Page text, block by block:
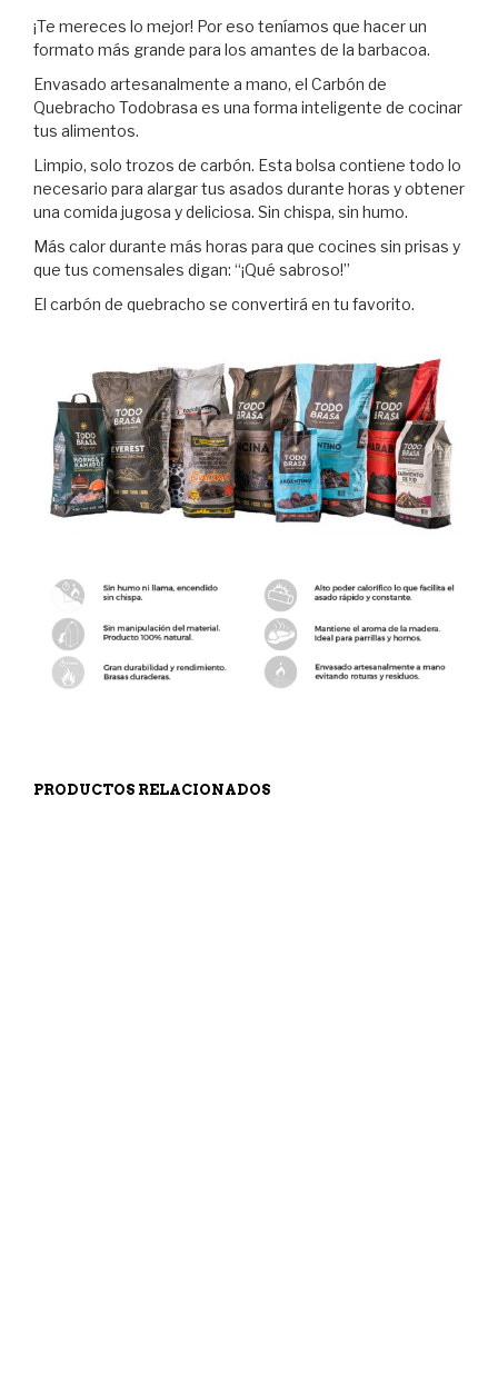
¡Te mereces lo mejor! Por eso teníamos que hacer un
formato más grande para los amantes de la barbacoa.
Envasado artesanalmente a mano, el Carbón de
Quebracho Todobrasa es una forma inteligente de cocinar
tus alimentos.
Limpio, solo trozos de carbón. Esta bolsa contiene todo lo
necesario para alargar tus asados durante horas y obtener
una comida jugosa y deliciosa. Sin chispa, sin humo.
Más calor durante más horas para que cocines sin prisas y
que tus comensales digan: “¡Qué sabroso!”
El carbón de quebracho se convertirá en tu favorito.
PRODUCTOS RELACIONADOS